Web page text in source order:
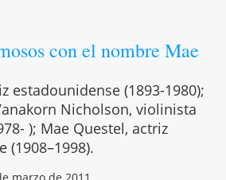
con el nombre Mae
estadounidense (1893-1980);
Nicholson, violinista
); Mae Questel, actriz
(1908–1998).